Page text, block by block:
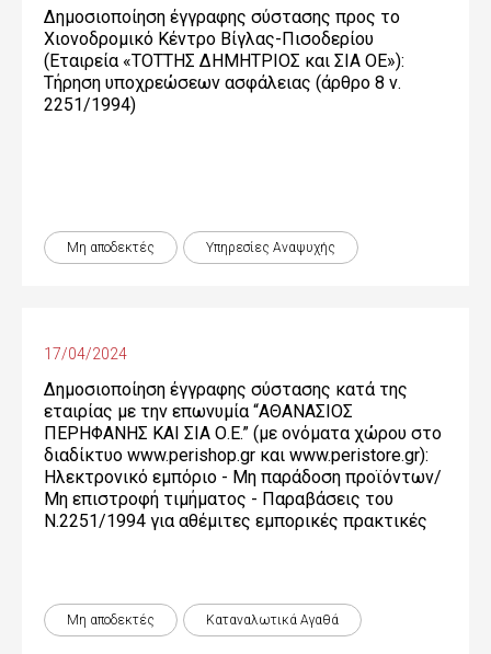
Δημοσιοποίηση έγγραφης σύστασης προς το
Χιονοδρομικό Κέντρο Βίγλας-Πισοδερίου
(Εταιρεία «ΤΟΤΤΗΣ ΔΗΜΗΤΡΙΟΣ και ΣΙΑ ΟΕ»):
Τήρηση υποχρεώσεων ασφάλειας (άρθρο 8 ν.
2251/1994)
Μη αποδεκτές Υπηρεσίες Αναψυχής
17/04/2024
Δημοσιοποίηση έγγραφης σύστασης κατά της
εταιρίας με την επωνυμία “ΑΘΑΝΑΣΙΟΣ
ΠΕΡΗΦΑΝΗΣ ΚΑΙ ΣΙΑ Ο.Ε.” (με ονόματα χώρου στο
διαδίκτυο www.perishop.gr και www.peristore.gr):
Ηλεκτρονικό εμπόριο - Μη παράδοση προϊόντων/
Μη επιστροφή τιμήματος - Παραβάσεις του
Ν.2251/1994 για αθέμιτες εμπορικές πρακτικές
Μη αποδεκτές Καταναλωτικά Αγαθά